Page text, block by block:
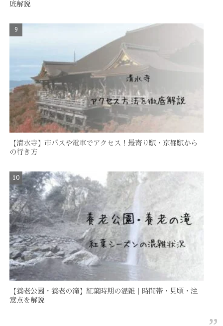
底解説
【清水寺】市バスや電車でアクセス！最寄り駅・京都駅から
の行き方
【養老公園・養老の滝】紅葉時期の混雑｜時間帯・見頃・注
意点を解説